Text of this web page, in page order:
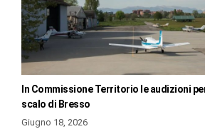
In Commissione Territorio le audizioni
scalo di Bresso
Giugno 18, 2026